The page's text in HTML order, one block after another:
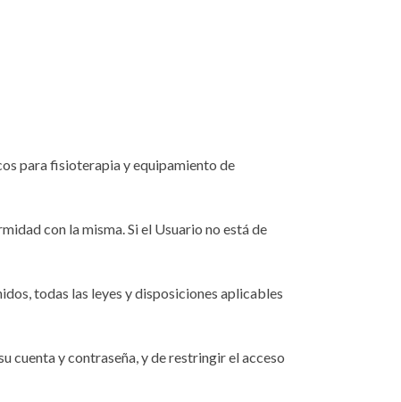
para fisioterapia y equipamiento de
con la misma. Si el Usuario no está de
todas las leyes y disposiciones aplicables
cuenta y contraseña, y de restringir el acceso